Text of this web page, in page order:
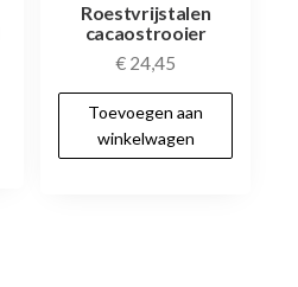
Roestvrijstalen
cacaostrooier
€ 24,45
Toevoegen aan
winkelwagen